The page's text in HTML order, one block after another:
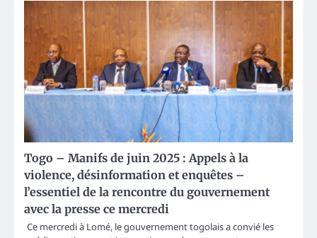
Togo – Manifs de juin 2025 : Appels à la
violence, désinformation et enquêtes –
l’essentiel de la rencontre du gouvernement
avec la presse ce mercredi
Ce mercredi à Lomé, le gouvernement togolais a convié les